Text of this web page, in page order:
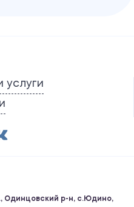
услуги
Одинцовский р-н, с.Юдино,